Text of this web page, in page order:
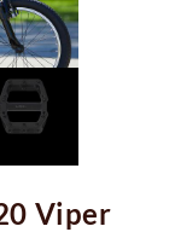
Viper